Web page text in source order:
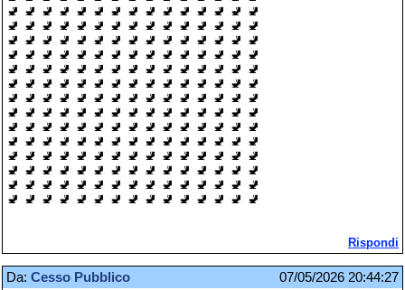
🚽 🚽 🚽 🚽 🚽 🚽 🚽 🚽 🚽 🚽 🚽 🚽 🚽 🚽 🚽
🚽 🚽 🚽 🚽 🚽 🚽 🚽 🚽 🚽 🚽 🚽 🚽 🚽 🚽 🚽
🚽 🚽 🚽 🚽 🚽 🚽 🚽 🚽 🚽 🚽 🚽 🚽 🚽 🚽 🚽
🚽 🚽 🚽 🚽 🚽 🚽 🚽 🚽 🚽 🚽 🚽 🚽 🚽 🚽 🚽
🚽 🚽 🚽 🚽 🚽 🚽 🚽 🚽 🚽 🚽 🚽 🚽 🚽 🚽 🚽
🚽 🚽 🚽 🚽 🚽 🚽 🚽 🚽 🚽 🚽 🚽 🚽 🚽 🚽 🚽
🚽 🚽 🚽 🚽 🚽 🚽 🚽 🚽 🚽 🚽 🚽 🚽 🚽 🚽 🚽
🚽 🚽 🚽 🚽 🚽 🚽 🚽 🚽 🚽 🚽 🚽 🚽 🚽 🚽 🚽
🚽 🚽 🚽 🚽 🚽 🚽 🚽 🚽 🚽 🚽 🚽 🚽 🚽 🚽 🚽
🚽 🚽 🚽 🚽 🚽 🚽 🚽 🚽 🚽 🚽 🚽 🚽 🚽 🚽 🚽
🚽 🚽 🚽 🚽 🚽 🚽 🚽 🚽 🚽 🚽 🚽 🚽 🚽 🚽 🚽
🚽 🚽 🚽 🚽 🚽 🚽 🚽 🚽 🚽 🚽 🚽 🚽 🚽 🚽 🚽
🚽 🚽 🚽 🚽 🚽 🚽 🚽 🚽 🚽 🚽 🚽 🚽 🚽 🚽 🚽
🚽 🚽 🚽 🚽 🚽 🚽 🚽 🚽 🚽 🚽 🚽 🚽 🚽 🚽 🚽
Rispondi
Da: Cesso Pubblico
07/05/2026 20:44:27